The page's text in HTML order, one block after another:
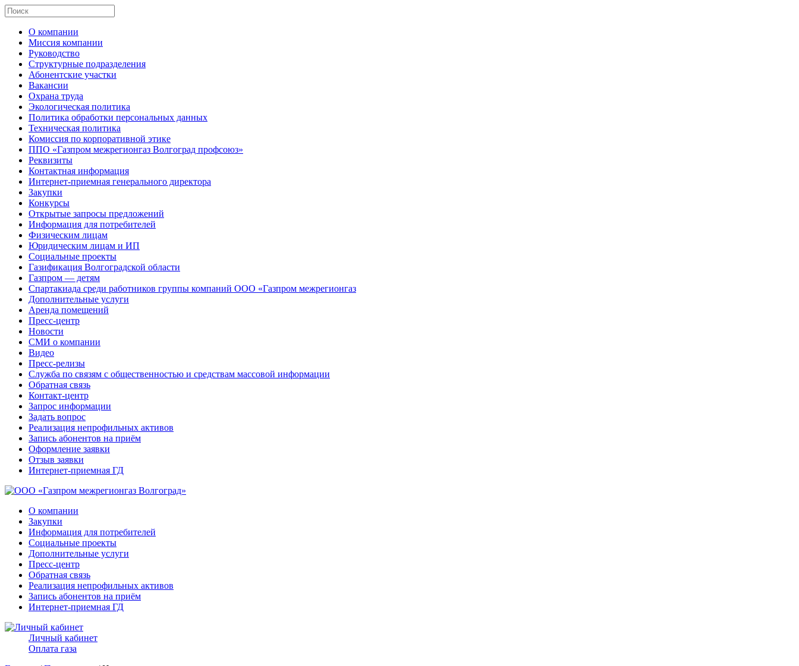
О компании
Миссия компании
Руководство
Структурные подразделения
Абонентские участки
Вакансии
Охрана труда
Экологическая политика
Политика обработки персональных данных
Техническая политика
Комиссия по корпоративной этике
ППО «Газпром межрегионгаз Волгоград профсоюз»
Реквизиты
Контактная информация
Интернет-приемная генерального директора
Закупки
Конкурсы
Открытые запросы предложений
Информация для потребителей
Физическим лицам
Юридическим лицам и ИП
Социальные проекты
Газификация Волгоградской области
Газпром — детям
Спартакиада среди работников группы компаний ООО «Газпром межрегионгаз
Дополнительные услуги
Аренда помещений
Пресс-центр
Новости
СМИ о компании
Видео
Пресс-релизы
Служба по связям с общественностью и средствам массовой информации
Обратная связь
Контакт-центр
Запрос информации
Задать вопрос
Реализация непрофильных активов
Запись абонентов на приём
Оформление заявки
Отзыв заявки
Интернет-приемная ГД
О компании
Закупки
Информация для потребителей
Социальные проекты
Дополнительные услуги
Пресс-центр
Обратная связь
Реализация непрофильных активов
Запись абонентов на приём
Интернет-приемная ГД
Личный кабинет
Оплата газа